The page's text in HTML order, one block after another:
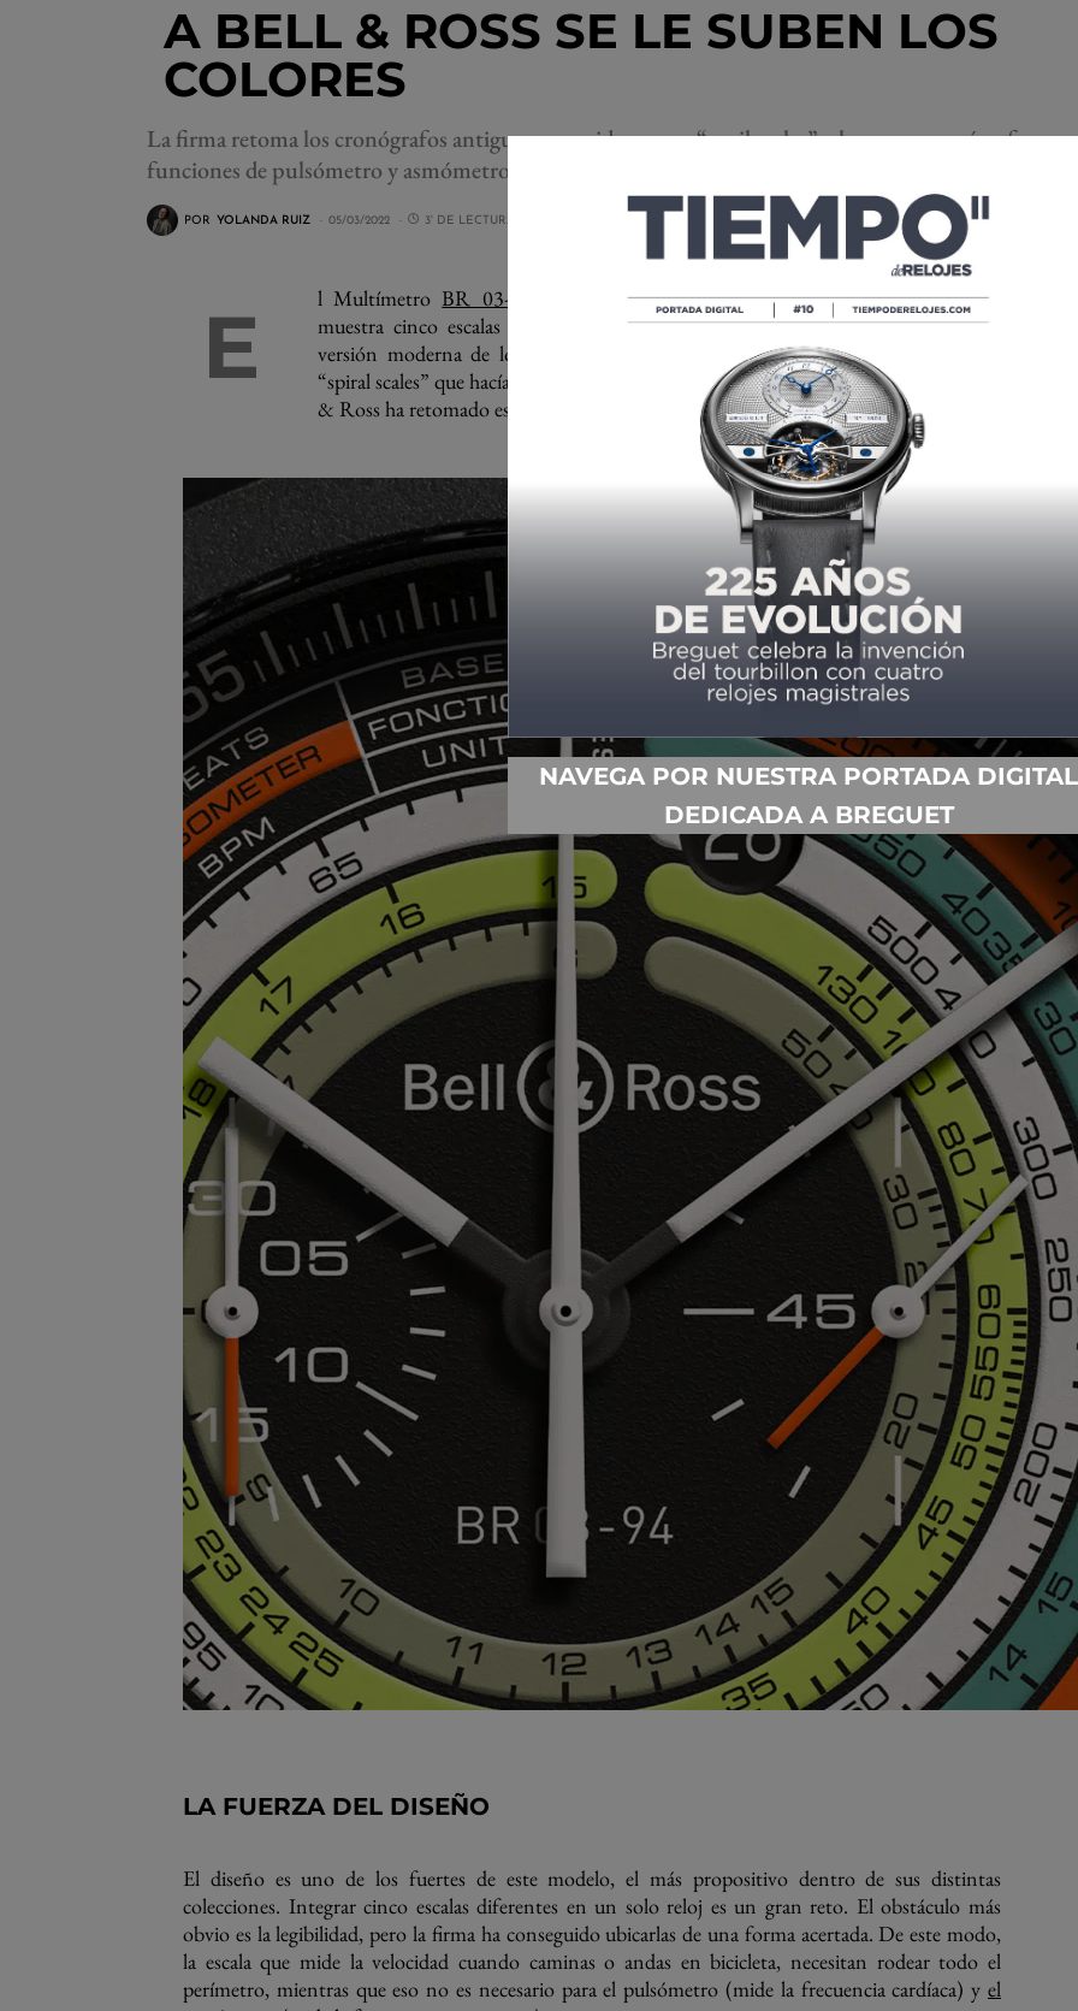
A BELL & ROSS SE LE SUBEN LOS
COLORES
La firma retoma los cronógrafos antiguos conocidos como “snail scales” y lanza un cronógrafo con
funciones de pulsómetro y asmómetro, entre otras.
POR YOLANDA RUIZ 05/03/2022 3' DE LECTURA
E l MultímetroBR 03-94
es un ingenioso cronógrafo. Su peculiaridad es que
muestra cinco escalas diferentes en la carátula. Es, ni más ni menos, que una
versión moderna de los cronógrafos antiguos conocidos como “snail scales” o
“spiral scales” que hacían algo similar, aunque no de una manera tan elaborada. Bell
& Ross ha retomado este concepto y lo ha plantado en un look del siglo XXI.
LA FUERZA DEL DISEÑO
El diseño es uno de los fuertes de este modelo, el más propositivo dentro de sus distintas
colecciones. Integrar cinco escalas diferentes en un solo reloj es un gran reto. El obstáculo más
obvio es la legibilidad, pero la firma ha conseguido ubicarlas de una forma acertada. De este modo,
la escala que mide la velocidad cuando caminas o andas en bicicleta, necesitan rodear todo el
perímetro, mientras que eso no es necesario para el pulsómetro (mide la frecuencia cardíaca) y el
NAVEGA POR NUESTRA PORTADA DIGITAL
DEDICADA A BREGUET